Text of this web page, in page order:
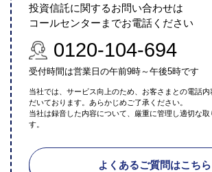
投資信託に関するお問い合わせは
コールセンターまでお電話ください
0120-104-694
受付時間は営業日の午前9時～午後5時です
当社では、サービス向上のため、お客さまとの電話
だいております。あらかじめご了承ください。
当社は録音した内容について、厳重に管理し適切な取
す。
よくあるご質問はこちら